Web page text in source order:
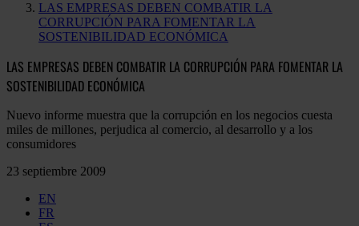
LAS EMPRESAS DEBEN COMBATIR LA
CORRUPCIÓN PARA FOMENTAR LA
SOSTENIBILIDAD ECONÓMICA
LAS EMPRESAS DEBEN COMBATIR LA CORRUPCIÓN PARA FOMENTAR LA
SOSTENIBILIDAD ECONÓMICA
Nuevo informe muestra que la corrupción en los negocios cuesta
miles de millones, perjudica al comercio, al desarrollo y a los
consumidores
23 septiembre 2009
EN
FR